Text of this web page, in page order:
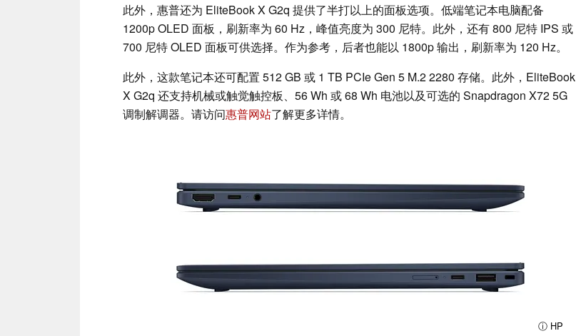
此外，惠普还为 EliteBook X G2q 提供了半打以上的面板选项。低端笔记本电脑配备
1200p OLED 面板，刷新率为 60 Hz，峰值亮度为 300 尼特。此外，还有 800 尼特 IPS 或
700 尼特 OLED 面板可供选择。作为参考，后者也能以 1800p 输出，刷新率为 120 Hz。
此外，这款笔记本还可配置 512 GB 或 1 TB PCIe Gen 5 M.2 2280 存储。此外，EliteBook
X G2q 还支持机械或触觉触控板、56 Wh 或 68 Wh 电池以及可选的 Snapdragon X72 5G
调制解调器。请访问惠普网站了解更多详情。
ⓘ HP